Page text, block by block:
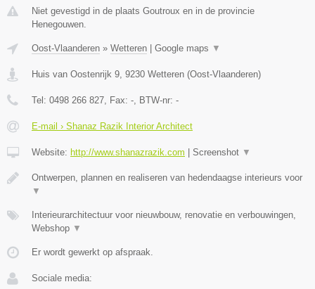
Niet gevestigd in de plaats Goutroux en in de provincie
Henegouwen.
Oost-Vlaanderen » Wetteren Google maps ▼
Huis van Oostenrijk 9, 9230 Wetteren (Oost-Vlaanderen)
Tel: 0498 266 827, Fax: -, BTW-nr: -
E-mail › Shanaz Razik Interior Architect
Website: http://www.shanazrazik.com Screenshot ▼
Ontwerpen, plannen en realiseren van hedendaagse interieurs voor
▼
Interieurarchitectuur voor nieuwbouw, renovatie en verbouwingen,
Webshop ▼
Er wordt gewerkt op afspraak.
Sociale media: